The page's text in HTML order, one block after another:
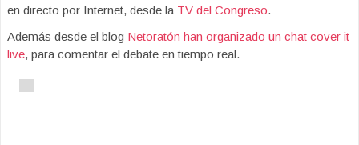
en directo por Internet, desde la TV del Congreso.
Además desde el blog Netoratón han organizado un chat cover it
live, para comentar el debate en tiempo real.